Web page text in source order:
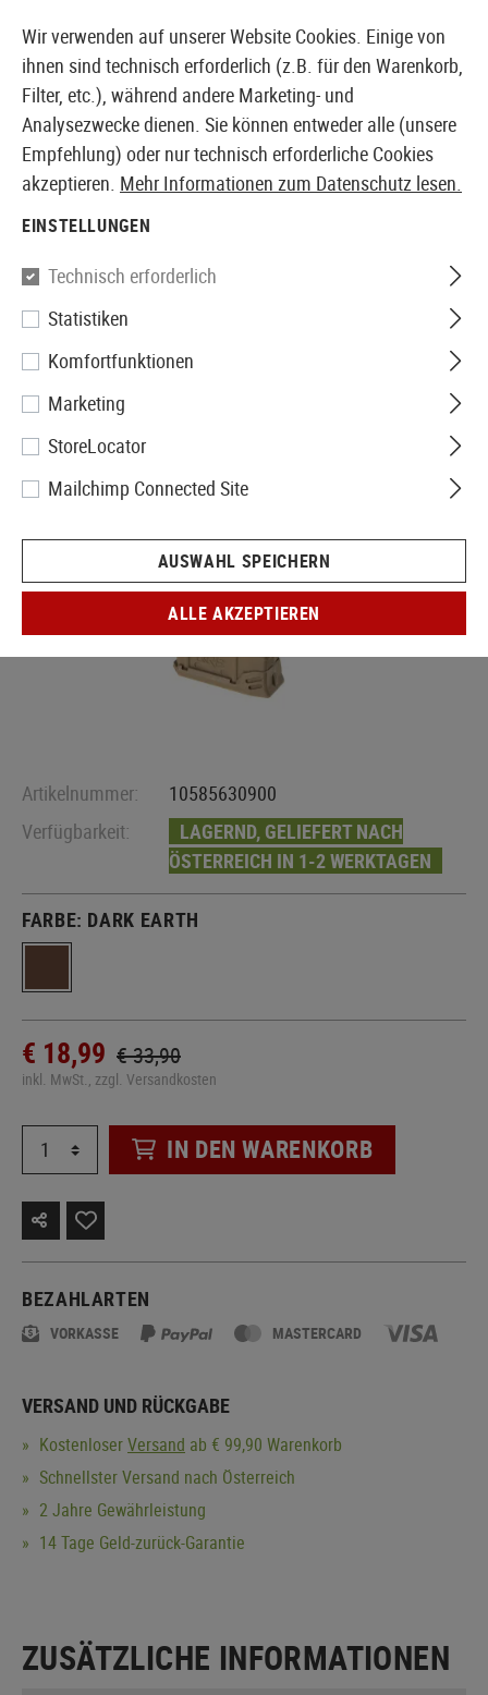
EUROPÄISCHER AIRSOFT SHOP & GROßHÄNDLER
VFC
Magazin QRS M4 Hicap 300rds
Artikelnummer:
10585630900
Verfügbarkeit:
LAGERND, GELIEFERT NACH
ÖSTERREICH IN 1-2 WERKTAGEN
FARBE: DARK EARTH
€ 18,99 € 33,90
inkl. MwSt., zzgl. Versandkosten
IN DEN WARENKORB
BEZAHLARTEN
VORKASSE MASTERCARD
VERSAND UND RÜCKGABE
KostenloserVersand ab € 99,90 Warenkorb
Schnellster Versand nach Österreich
2 Jahre Gewährleistung
14 Tage Geld-zurück-Garantie
ZUSÄTZLICHE INFORMATIONEN
Wir verwenden auf unserer Website Cookies. Einige von
ihnen sind technisch erforderlich (z.B. für den Warenkorb,
Filter, etc.), während andere Marketing- und
Analysezwecke dienen. Sie können entweder alle (unsere
Empfehlung) oder nur technisch erforderliche Cookies
akzeptieren. Mehr Informationen zum Datenschutz lesen.
EINSTELLUNGEN
Technisch erforderlich
Statistiken
Komfortfunktionen
Marketing
StoreLocator
Mailchimp Connected Site
AUSWAHL SPEICHERN
ALLE AKZEPTIEREN